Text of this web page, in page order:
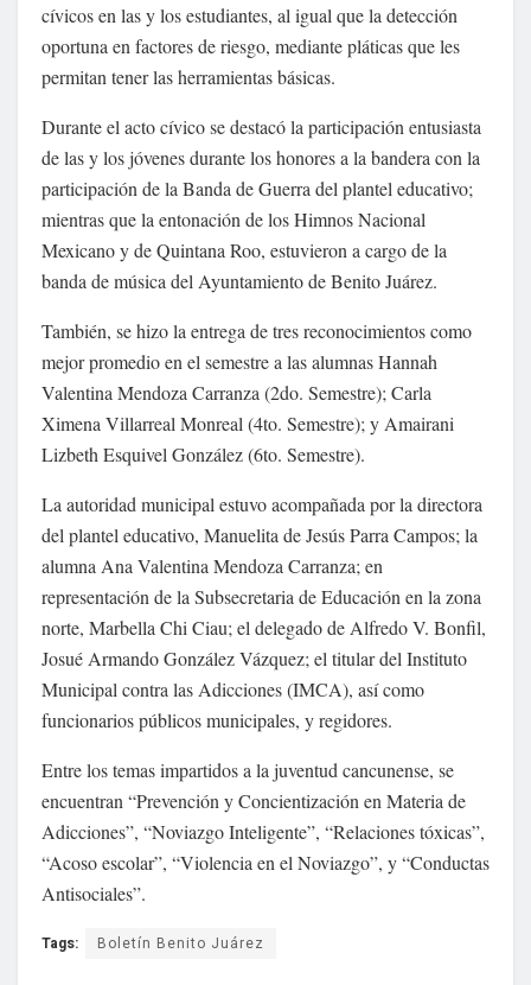
cívicos en las y los estudiantes, al igual que la detección
oportuna en factores de riesgo, mediante pláticas que les
permitan tener las herramientas básicas.
Durante el acto cívico se destacó la participación entusiasta
de las y los jóvenes durante los honores a la bandera con la
participación de la Banda de Guerra del plantel educativo;
mientras que la entonación de los Himnos Nacional
Mexicano y de Quintana Roo, estuvieron a cargo de la
banda de música del Ayuntamiento de Benito Juárez.
También, se hizo la entrega de tres reconocimientos como
mejor promedio en el semestre a las alumnas Hannah
Valentina Mendoza Carranza (2do. Semestre); Carla
Ximena Villarreal Monreal (4to. Semestre); y Amairani
Lizbeth Esquivel González (6to. Semestre).
La autoridad municipal estuvo acompañada por la directora
del plantel educativo, Manuelita de Jesús Parra Campos; la
alumna Ana Valentina Mendoza Carranza; en
representación de la Subsecretaria de Educación en la zona
norte, Marbella Chi Ciau; el delegado de Alfredo V. Bonfil,
Josué Armando González Vázquez; el titular del Instituto
Municipal contra las Adicciones (IMCA), así como
funcionarios públicos municipales, y regidores.
Entre los temas impartidos a la juventud cancunense, se
encuentran “Prevención y Concientización en Materia de
Adicciones”, “Noviazgo Inteligente”, “Relaciones tóxicas”,
“Acoso escolar”, “Violencia en el Noviazgo”, y “Conductas
Antisociales”.
Tags: Boletín Benito Juárez